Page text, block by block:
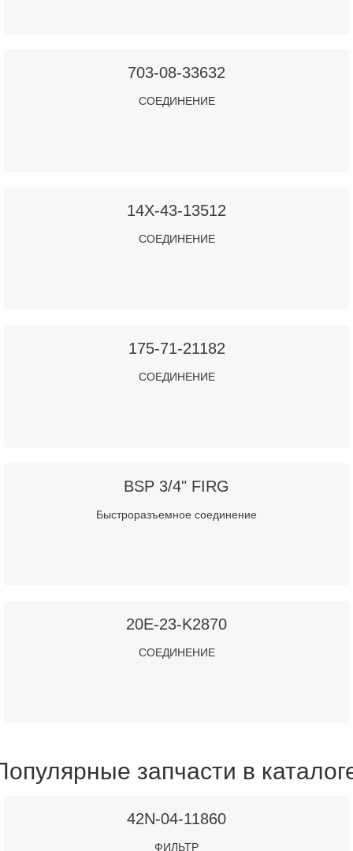
703-08-33632
СОЕДИНЕНИЕ
14X-43-13512
СОЕДИНЕНИЕ
175-71-21182
СОЕДИНЕНИЕ
BSP 3/4" FIRG
Быстроразъемное соединение
20E-23-K2870
СОЕДИНЕНИЕ
запчасти в
42N-04-11860
ФИЛЬТР